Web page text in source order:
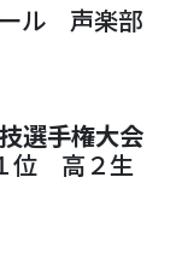
ール 声楽部
選手権大会
位 高２生